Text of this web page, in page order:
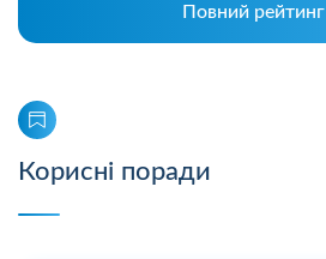
Повний рейтинг
Корисні поради